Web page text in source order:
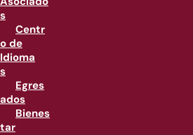
s
Centr
o de
Idioma
s
Egres
ados
Bienes
tar